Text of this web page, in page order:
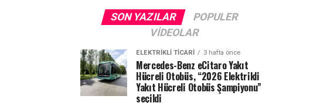
SON YAZILAR
POPULER
VIDEOLAR
ELEKTRIKLI TICARI 3 hafta önce
Mercedes-Benz eCitaro Yakıt
Hücreli Otobüs, “2026 Elektrikli
Yakıt Hücreli Otobüs Şampiyonu”
seçildi